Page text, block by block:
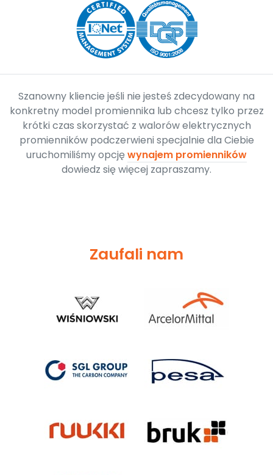
Szanowny kliencie jeśli nie jesteś zdecydowany na
konkretny model promiennika lub chcesz tylko przez
krótki czas skorzystać z walorów elektrycznych
promienników podczerwieni specjalnie dla Ciebie
uruchomiliśmy opcjęwynajem promienników
dowiedz się więcej zapraszamy.
Zaufali nam